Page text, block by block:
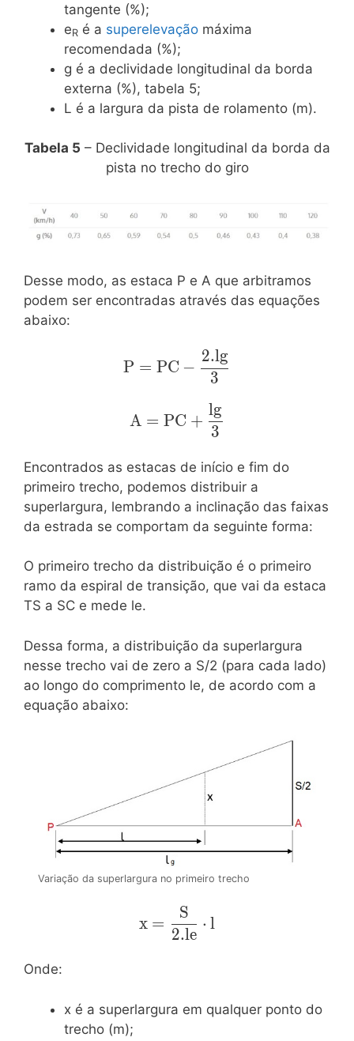
tangente (%);
eR é a superelevação máxima
recomendada (%);
g é a declividade longitudinal da borda
externa (%), tabela 5;
L é a largura da pista de rolamento (m).
Tabela 5 – Declividade longitudinal da borda da
pista no trecho do giro
Desse modo, as estaca P e A que arbitramos
podem ser encontradas através das equações
abaixo:
\mathrm{P=PC-
\dfrac{2.lg}{3}}
P = PC −
3
2.lg
\mathrm{A=PC+\dfrac{lg}
{3}}
A = PC +
3
lg
Encontrados as estacas de início e fim do
primeiro trecho, podemos distribuir a
superlargura, lembrando a inclinação das faixas
da estrada se comportam da seguinte forma:
O primeiro trecho da distribuição é o primeiro
ramo da espiral de transição, que vai da estaca
TS a SC e mede le.
Dessa forma, a distribuição da superlargura
nesse trecho vai de zero a S/2 (para cada lado)
ao longo do comprimento le, de acordo com a
equação abaixo:
Variação da superlargura no primeiro trecho
\mathrm{x=\dfrac{S}
{2.le}\cdot{l}}
x =
2.le
S
⋅ l
Onde:
x é a superlargura em qualquer ponto do
trecho (m);